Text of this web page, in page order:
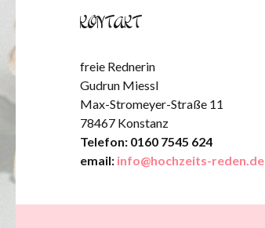
KONTAKT
freie Rednerin
Gudrun Miessl
Max-Stromeyer-Straße 11
78467 Konstanz
Telefon: 0160 7545 624
email: info@hochzeits-reden.de